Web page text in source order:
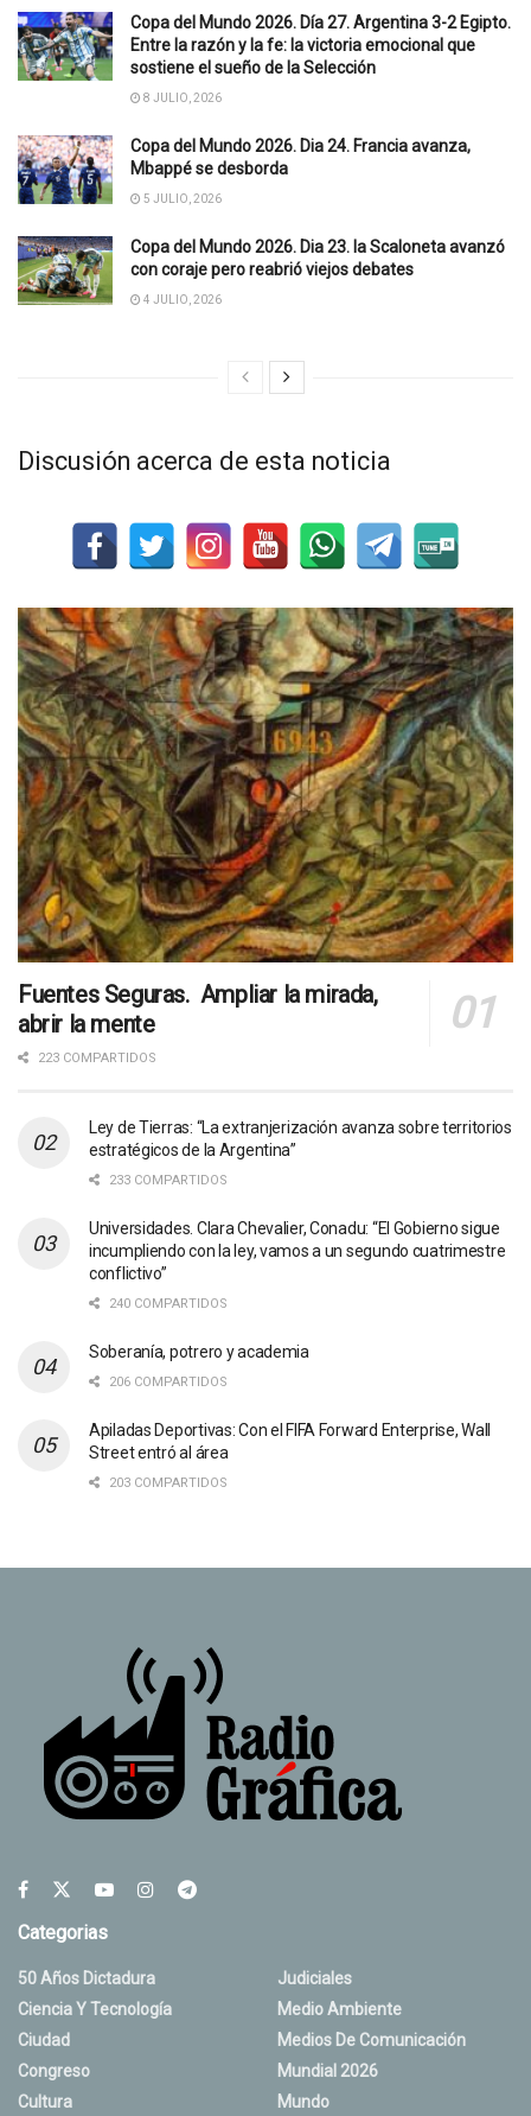
Copa del Mundo 2026. Día 27. Argentina 3-2 Egipto.
Entre la razón y la fe: la victoria emocional que
sostiene el sueño de la Selección
8 JULIO, 2026
Copa del Mundo 2026. Dia 24. Francia avanza,
Mbappé se desborda
5 JULIO, 2026
Copa del Mundo 2026. Dia 23. la Scaloneta avanzó
con coraje pero reabrió viejos debates
4 JULIO, 2026
Discusión acerca de esta noticia
Fuentes Seguras. Ampliar la mirada,
abrir la mente
223 COMPARTIDOS
Ley de Tierras: “La extranjerización avanza sobre territorios
estratégicos de la Argentina”
233 COMPARTIDOS
Universidades. Clara Chevalier, Conadu: “El Gobierno sigue
incumpliendo con la ley, vamos a un segundo cuatrimestre
conflictivo”
240 COMPARTIDOS
Soberanía, potrero y academia
206 COMPARTIDOS
Apiladas Deportivas: Con el FIFA Forward Enterprise, Wall
Street entró al área
203 COMPARTIDOS
Categorias
50 Años Dictadura
Ciencia Y Tecnología
Ciudad
Congreso
Cultura
Judiciales
Medio Ambiente
Medios De Comunicación
Mundial 2026
Mundo